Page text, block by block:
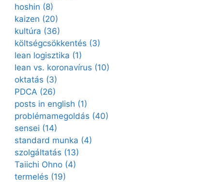
hoshin (8)
kaizen (20)
kultúra (36)
költségcsökkentés (3)
lean logisztika (1)
lean vs. koronavírus (10)
oktatás (3)
PDCA (26)
posts in english (1)
problémamegoldás (40)
sensei (14)
standard munka (4)
szolgáltatás (13)
Taiichi Ohno (4)
termelés (19)